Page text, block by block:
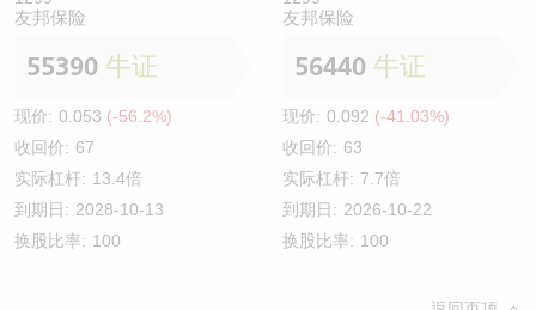
友邦保险
55390 牛证
现价: 0.053 (-56.2%)
收回价: 67
实际杠杆: 13.4倍
到期日: 2028-10-13
换股比率: 100
友邦保险
56440 牛证
现价: 0.092 (-41.03%)
收回价: 63
实际杠杆: 7.7倍
到期日: 2026-10-22
换股比率: 100